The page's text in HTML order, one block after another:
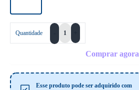
Quantidade
Comprar agora
Esse produto pode ser adquirido com